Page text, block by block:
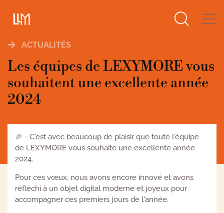
Search
for:
ACTUALITÉS
Les équipes de LEXYMORE vous
souhaitent une excellente année
2024
🎉 - C'est avec beaucoup de plaisir que toute l'équipe
de LEXYMORE vous souhaite une excellente année
2024.
Pour ces vœux, nous avons encore innové et avons
réfléchi à un objet digital moderne et joyeux pour
accompagner ces premiers jours de l'année.